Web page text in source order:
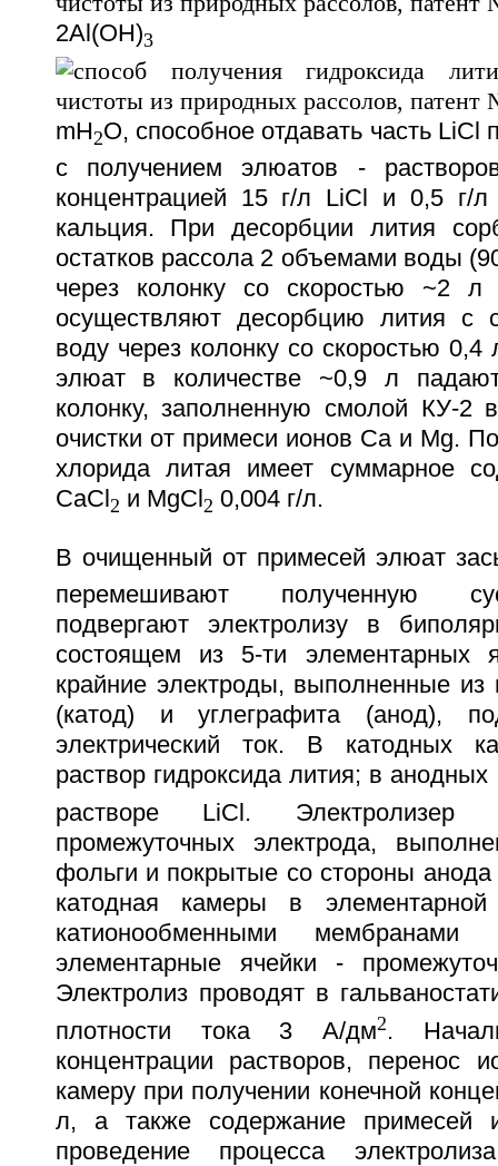
2Al(OH)3
mH2O, способное отдавать часть LiCl
с получением элюатов -
концентрацией 15 г/л LiCl и 0,5 г/
кальция. При десорбции лития
остатков рассола 2 объемами воды
через колонку со скоростью ~2
осуществляют десорбцию лития с
воду через колонку со скоростью
элюат в количестве ~0,9 л
колонку, заполненную смолой КУ-
очистки от примеси ионов Ca и Mg.
хлорида литая имеет суммарное
CaCl 2 и MgCl 2 0,004 г/л.
В очищенный от примесей элюат
перемешивают полученную
подвергают электролизу в
состоящем из 5-ти элементарных
крайние электроды, выполненные
(катод) и углеграфита (анод),
электрический ток. В катодных
раствор гидроксида лития; в анодных
растворе LiCl. Электролизер
промежуточных электрода,
фольги и покрытые со стороны
катодная камеры в
катионообменными
элементарные ячейки -
Электролиз проводят в
плотности тока 3 А/дм2.
концентрации растворов, перенос
камеру при получении конечной
л, а также содержание примесей
проведение процесса